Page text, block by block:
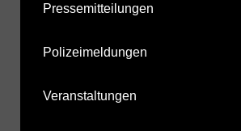
Pressemitteilungen
Polizeimeldungen
Veranstaltungen